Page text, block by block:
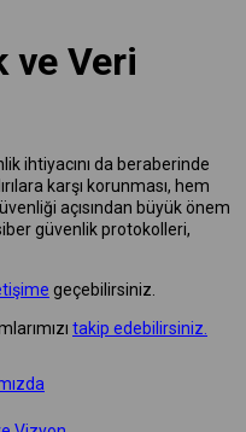
ve Veri
ihtiyacını da beraberinde
karşı korunması, hem
açısından büyük önem
güvenlik protokolleri,
geçebilirsiniz.
takip edebilirsiniz.